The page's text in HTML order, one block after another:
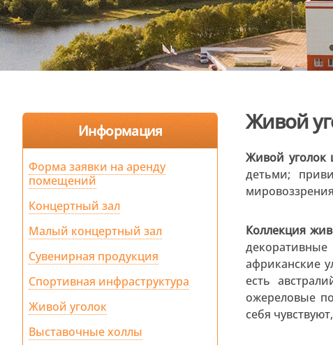
Информация
Форма заявки на аренду
помещений
Концертный зал
Малый концертный зал
Сувенирная продукция
Спортивная инфраструктура
Живой уголок
Выставочные холлы
Живой
Живой уголок
детьми;
Коллекция
африканские
есть
ожереловые
себя